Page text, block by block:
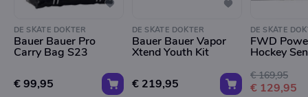
DE SKATE DOKTER
Bauer Bauer Pro
Carry Bag S23
€ 99,95
DE SKATE DOKTER
Bauer Bauer Vapor
Xtend Youth Kit
€ 219,95
DE SKATE
FWD
Hockey
€ 169,95
€ 129,95